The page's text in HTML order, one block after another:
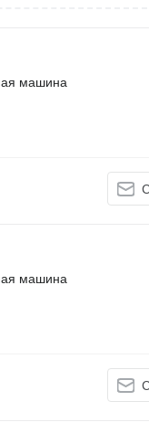
машина
машина